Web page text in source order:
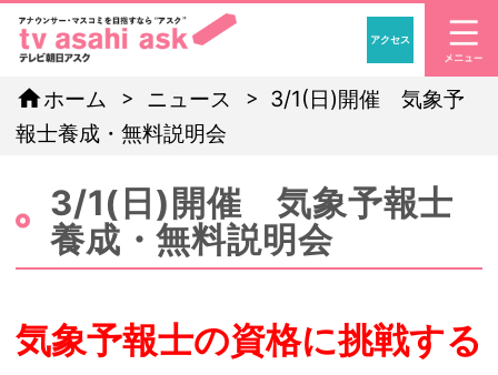
「アナウンサー・マ
アクセス
homeホーム ニュース
3/1(日)開催 気象予
報士養成・無料説明会
3/1(日)開催 気象予報士
養成・無料説明会
気象予報士の資格に挑戦する